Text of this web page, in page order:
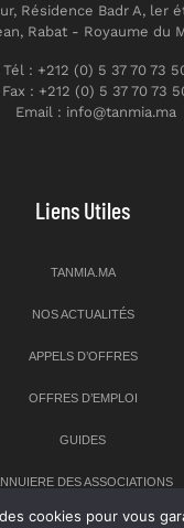
Résidence Badr A, ler
Rabat - Royaume du
Tél : +212 (0) 5 37 70 73
Fax : +212 (0) 5 37 70 73
Email : info@tanmia.ma
Liens Utiles
TANMIA.MA
NOS ACTUALITÉS
APPELS D’OFFRES
OFFRES D’EMPLOI
GUIDES
DES ASSOCIATIONS
cookies pour vous